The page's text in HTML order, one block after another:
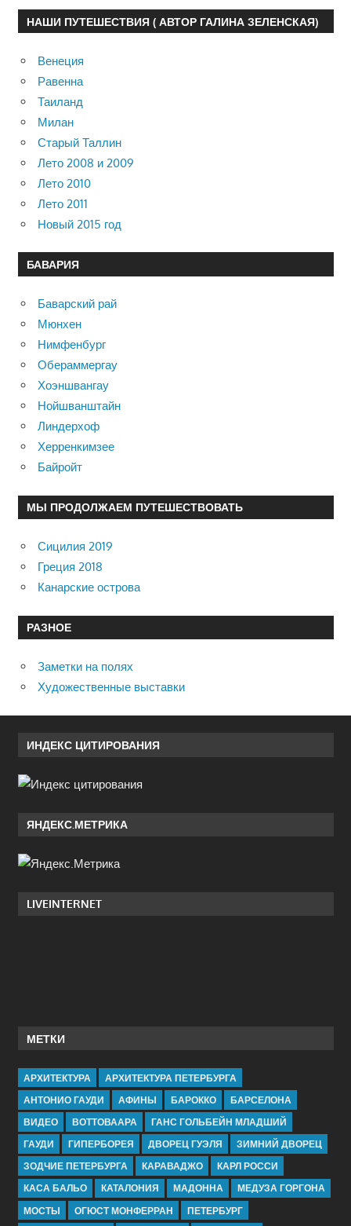
НАШИ ПУТЕШЕСТВИЯ ( АВТОР ГАЛИНА ЗЕЛЕНСКАЯ)
Венеция
Равенна
Таиланд
Милан
Старый Таллин
Лето 2008 и 2009
Лето 2010
Лето 2011
Новый 2015 год
БАВАРИЯ
Баварский рай
Мюнхен
Нимфенбург
Обераммергау
Хоэншвангау
Нойшванштайн
Линдерхоф
Херренкимзее
Байройт
МЫ ПРОДОЛЖАЕМ ПУТЕШЕСТВОВАТЬ
Сицилия 2019
Греция 2018
Канарские острова
РАЗНОЕ
Заметки на полях
Художественные выставки
ИНДЕКС ЦИТИРОВАНИЯ
ЯНДЕКС.МЕТРИКА
LIVEINTERNET
МЕТКИ
АРХИТЕКТУРА
АРХИТЕКТУРА ПЕТЕРБУРГА
АНТОНИО ГАУДИ
АФИНЫ БАРОККО
БАРСЕЛОНА
ВИДЕО
ВОТТОВААРА
ГАНС ГОЛЬБЕЙН МЛАДШИЙ
ГАУДИ
ГИПЕРБОРЕЯ ДВОРЕЦ ГУЭЛЯ
ЗИМНИЙ ДВОРЕЦ
ЗОДЧИЕ ПЕТЕРБУРГА
КАРАВАДЖО
КАРЛ РОССИ
КАСА БАЛЬО
КАТАЛОНИЯ МАДОННА
МЕДУЗА ГОРГОНА
МОСТЫ
ОГЮСТ МОНФЕРРАН ПЕТЕРБУРГ